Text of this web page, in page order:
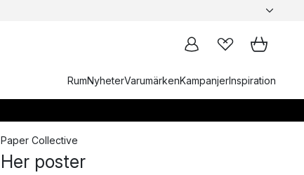
RumNyheterVarumärkenKampanjerInspiration
Paper Collective
Her poster